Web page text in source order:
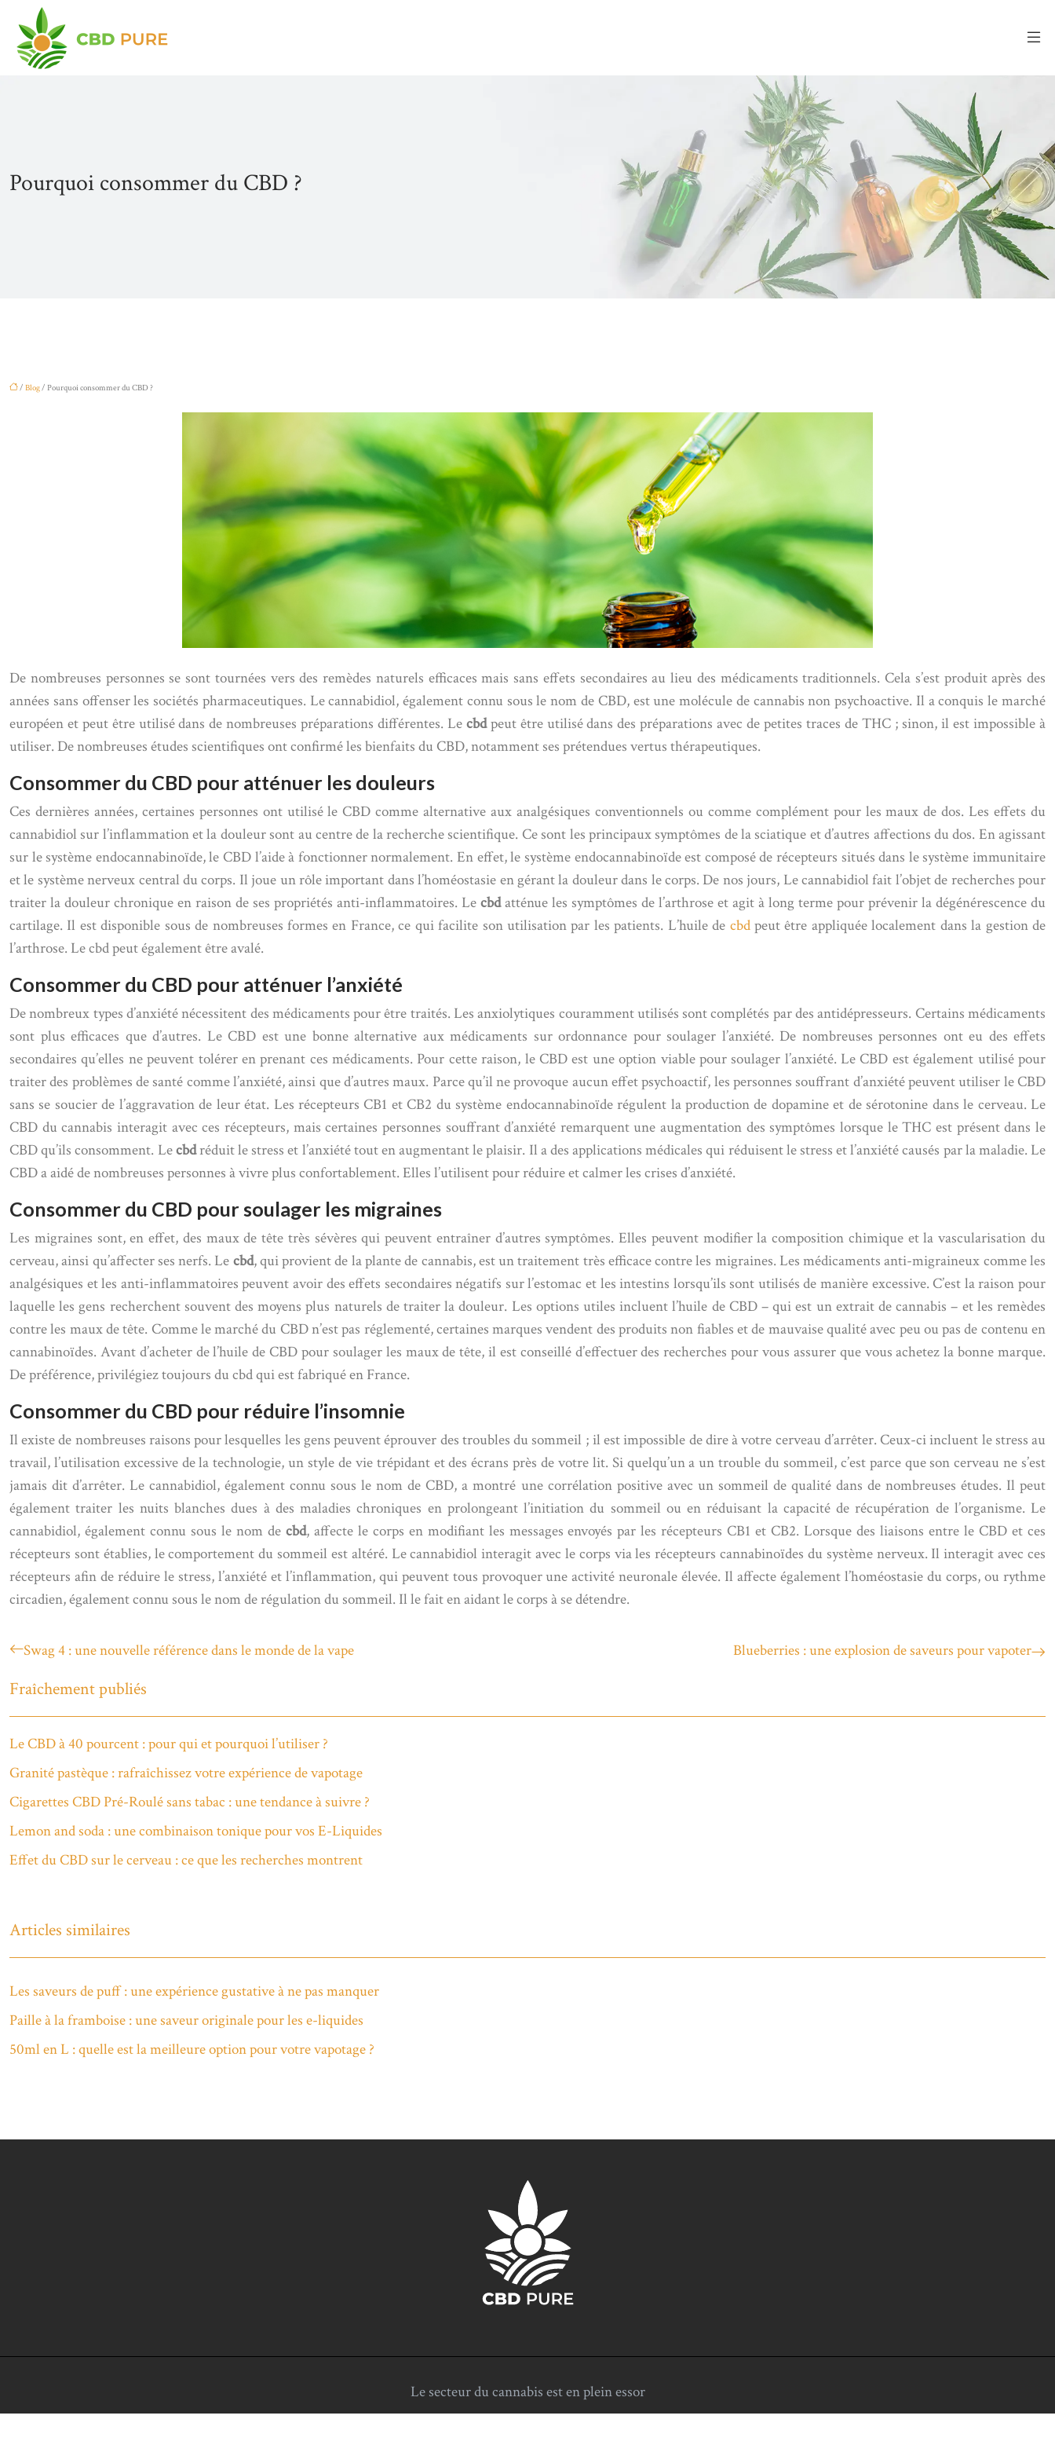
Pourquoi consommer du CBD ?
/ Blog/ Pourquoi consommer du CBD ?
De nombreuses personnes se sont tournées vers des remèdes naturels efficaces mais sans effets secondaires au lieu des médicaments traditionnels. Cela s’est produit après des
années sans offenser les sociétés pharmaceutiques. Le cannabidiol, également connu sous le nom de CBD, est une molécule de cannabis non psychoactive. Il a conquis le marché
européen et peut être utilisé dans de nombreuses préparations différentes. Le cbdpeut être utilisé dans des préparations avec de petites traces de THC ; sinon, il est impossible à
utiliser. De nombreuses études scientifiques ont confirmé les bienfaits du CBD, notamment ses prétendues vertus thérapeutiques.
Consommer du CBD pour atténuer les douleurs
Ces dernières années, certaines personnes ont utilisé le CBD comme alternative aux analgésiques conventionnels ou comme complément pour les maux de dos. Les effets du
cannabidiol sur l’inflammation et la douleur sont au centre de la recherche scientifique. Ce sont les principaux symptômes de la sciatique et d’autres affections du dos. En agissant
sur le système endocannabinoïde, le CBD l’aide à fonctionner normalement. En effet, le système endocannabinoïde est composé de récepteurs situés dans le système immunitaire
et le système nerveux central du corps. Il joue un rôle important dans l’homéostasie en gérant la douleur dans le corps. De nos jours, Le cannabidiol fait l’objet de recherches pour
traiter la douleur chronique en raison de ses propriétés anti-inflammatoires. Le cbdatténue les symptômes de l’arthrose et agit à long terme pour prévenir la dégénérescence du
cartilage. Il est disponible sous de nombreuses formes en France, ce qui facilite son utilisation par les patients. L’huile de cbdpeut être appliquée localement dans la gestion de
l’arthrose. Le cbd peut également être avalé.
Consommer du CBD pour atténuer l’anxiété
De nombreux types d’anxiété nécessitent des médicaments pour être traités. Les anxiolytiques couramment utilisés sont complétés par des antidépresseurs. Certains médicaments
sont plus efficaces que d’autres. Le CBD est une bonne alternative aux médicaments sur ordonnance pour soulager l’anxiété. De nombreuses personnes ont eu des effets
secondaires qu’elles ne peuvent tolérer en prenant ces médicaments. Pour cette raison, le CBD est une option viable pour soulager l’anxiété. Le CBD est également utilisé pour
traiter des problèmes de santé comme l’anxiété, ainsi que d’autres maux. Parce qu’il ne provoque aucun effet psychoactif, les personnes souffrant d’anxiété peuvent utiliser le CBD
sans se soucier de l’aggravation de leur état. Les récepteurs CB1 et CB2 du système endocannabinoïde régulent la production de dopamine et de sérotonine dans le cerveau. Le
CBD du cannabis interagit avec ces récepteurs, mais certaines personnes souffrant d’anxiété remarquent une augmentation des symptômes lorsque le THC est présent dans le
CBD qu’ils consomment. Lecbdréduit le stress et l’anxiété tout en augmentant le plaisir. Il a des applications médicales qui réduisent le stress et l’anxiété causés par la maladie. Le
CBD a aidé de nombreuses personnes à vivre plus confortablement. Elles l’utilisent pour réduire et calmer les crises d’anxiété.
Consommer du CBD pour soulager les migraines
Les migraines sont, en effet, des maux de tête très sévères qui peuvent entraîner d’autres symptômes. Elles peuvent modifier la composition chimique et la vascularisation du
cerveau, ainsi qu’affecter ses nerfs. Le cbd, qui provient de la plante de cannabis, est un traitement très efficace contre les migraines. Les médicaments anti-migraineux comme les
analgésiques et les anti-inflammatoires peuvent avoir des effets secondaires négatifs sur l’estomac et les intestins lorsqu’ils sont utilisés de manière excessive. C’est la raison pour
laquelle les gens recherchent souvent des moyens plus naturels de traiter la douleur. Les options utiles incluent l’huile de CBD – qui est un extrait de cannabis – et les remèdes
contre les maux de tête. Comme le marché du CBD n’est pas réglementé, certaines marques vendent des produits non fiables et de mauvaise qualité avec peu ou pas de contenu en
cannabinoïdes. Avant d’acheter de l’huile de CBD pour soulager les maux de tête, il est conseillé d’effectuer des recherches pour vous assurer que vous achetez la bonne marque.
De préférence, privilégiez toujours du cbd qui est fabriqué en France.
Consommer du CBD pour réduire l’insomnie
Il existe de nombreuses raisons pour lesquelles les gens peuvent éprouver des troubles du sommeil ; il est impossible de dire à votre cerveau d’arrêter. Ceux-ci incluent le stress au
travail, l’utilisation excessive de la technologie, un style de vie trépidant et des écrans près de votre lit. Si quelqu’un a un trouble du sommeil, c’est parce que son cerveau ne s’est
jamais dit d’arrêter. Le cannabidiol, également connu sous le nom de CBD, a montré une corrélation positive avec un sommeil de qualité dans de nombreuses études. Il peut
également traiter les nuits blanches dues à des maladies chroniques en prolongeant l’initiation du sommeil ou en réduisant la capacité de récupération de l’organisme. Le
cannabidiol, également connu sous le nom de cbd, affecte le corps en modifiant les messages envoyés par les récepteurs CB1 et CB2. Lorsque des liaisons entre le CBD et ces
récepteurs sont établies, le comportement du sommeil est altéré. Le cannabidiol interagit avec le corps via les récepteurs cannabinoïdes du système nerveux. Il interagit avec ces
récepteurs afin de réduire le stress, l’anxiété et l’inflammation, qui peuvent tous provoquer une activité neuronale élevée. Il affecte également l’homéostasie du corps, ou rythme
circadien, également connu sous le nom de régulation du sommeil. Il le fait en aidant le corps à se détendre.
Swag 4 : une nouvelle référence dans le monde de la vape Blueberries : une explosion de saveurs pour vapoter
Fraîchement publiés
Le CBD à 40 pourcent : pour qui et pourquoi l’utiliser ?
Granité pastèque : rafraîchissez votre expérience de vapotage
Cigarettes CBD Pré-Roulé sans tabac : une tendance à suivre ?
Lemon and soda : une combinaison tonique pour vos E-Liquides
Effet du CBD sur le cerveau : ce que les recherches montrent
Articles similaires
Les saveurs de puff : une expérience gustative à ne pas manquer
Paille à la framboise : une saveur originale pour les e-liquides
50ml en L : quelle est la meilleure option pour votre vapotage ?
Le secteur du cannabis est en plein essor